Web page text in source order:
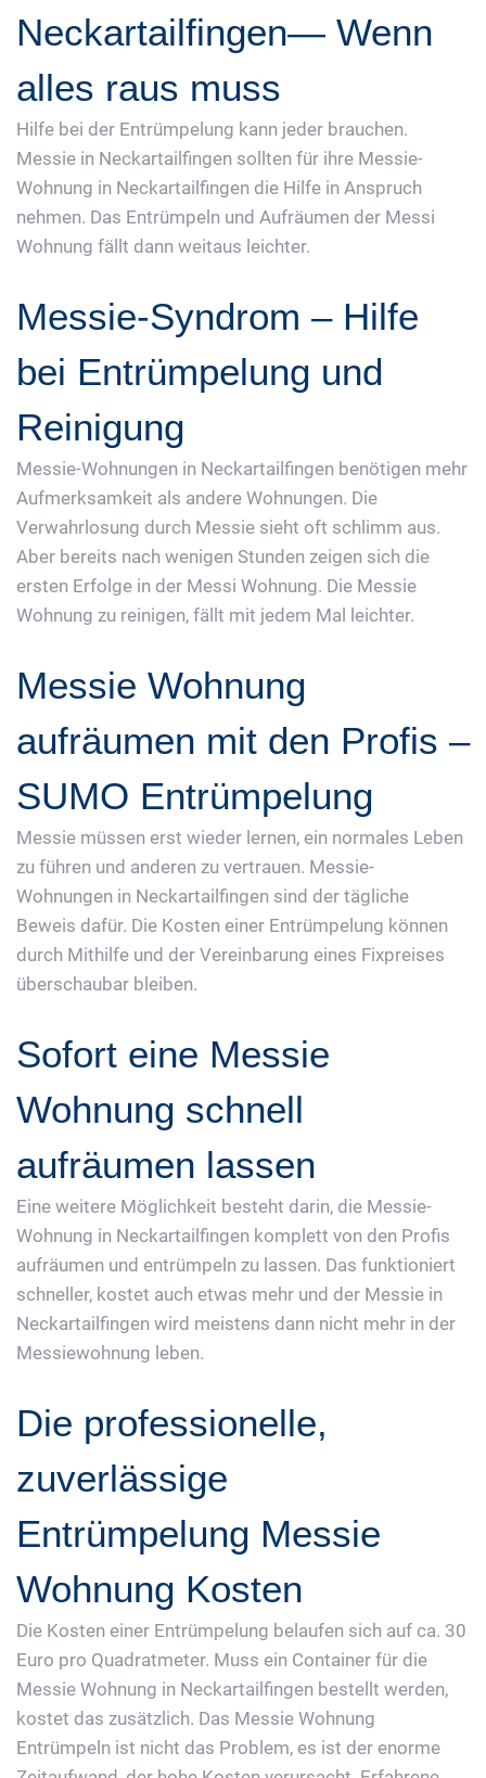
Neckartailfingen— Wenn
alles raus muss
Hilfe bei der Entrümpelung kann jeder brauchen.
Messie in Neckartailfingen sollten für ihre Messie-
Wohnung in Neckartailfingen die Hilfe in Anspruch
nehmen. Das Entrümpeln und Aufräumen der Messi
Wohnung fällt dann weitaus leichter.
Messie-Syndrom – Hilfe
bei Entrümpelung und
Reinigung
Messie-Wohnungen in Neckartailfingen benötigen mehr
Aufmerksamkeit als andere Wohnungen. Die
Verwahrlosung durch Messie sieht oft schlimm aus.
Aber bereits nach wenigen Stunden zeigen sich die
ersten Erfolge in der Messi Wohnung. Die Messie
Wohnung zu reinigen, fällt mit jedem Mal leichter.
Messie Wohnung
aufräumen mit den Profis –
SUMO Entrümpelung
Messie müssen erst wieder lernen, ein normales Leben
zu führen und anderen zu vertrauen. Messie-
Wohnungen in Neckartailfingen sind der tägliche
Beweis dafür. Die Kosten einer Entrümpelung können
durch Mithilfe und der Vereinbarung eines Fixpreises
überschaubar bleiben.
Sofort eine Messie
Wohnung schnell
aufräumen lassen
Eine weitere Möglichkeit besteht darin, die Messie-
Wohnung in Neckartailfingen komplett von den Profis
aufräumen und entrümpeln zu lassen. Das funktioniert
schneller, kostet auch etwas mehr und der Messie in
Neckartailfingen wird meistens dann nicht mehr in der
Messiewohnung leben.
Die professionelle,
zuverlässige
Entrümpelung Messie
Wohnung Kosten
Die Kosten einer Entrümpelung belaufen sich auf ca. 30
Euro pro Quadratmeter. Muss ein Container für die
Messie Wohnung in Neckartailfingen bestellt werden,
kostet das zusätzlich. Das Messie Wohnung
Entrümpeln ist nicht das Problem, es ist der enorme